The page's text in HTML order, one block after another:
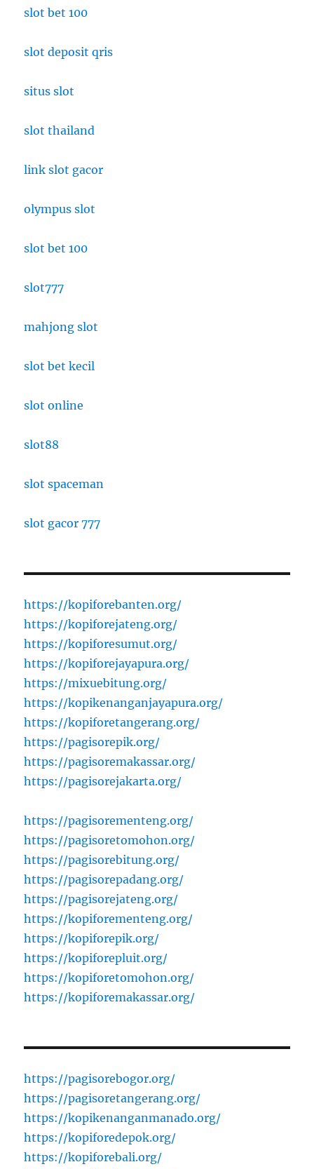
slot bet 100
slot deposit qris
situs slot
slot thailand
link slot gacor
olympus slot
slot bet 100
slot777
mahjong slot
slot bet kecil
slot online
slot88
slot spaceman
slot gacor 777
https://kopiforebanten.org/
https://kopiforejateng.org/
https://kopiforesumut.org/
https://kopiforejayapura.org/
https://mixuebitung.org/
https://kopikenanganjayapura.org/
https://kopiforetangerang.org/
https://pagisorepik.org/
https://pagisoremakassar.org/
https://pagisorejakarta.org/
https://pagisorementeng.org/
https://pagisoretomohon.org/
https://pagisorebitung.org/
https://pagisorepadang.org/
https://pagisorejateng.org/
https://kopiforementeng.org/
https://kopiforepik.org/
https://kopiforepluit.org/
https://kopiforetomohon.org/
https://kopiforemakassar.org/
https://pagisorebogor.org/
https://pagisoretangerang.org/
https://kopikenanganmanado.org/
https://kopiforedepok.org/
https://kopiforebali.org/